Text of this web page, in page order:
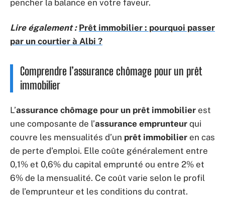
pencher la balance en votre faveur.
Lire également : Prêt immobilier : pourquoi passer
par un courtier à Albi ?
Comprendre l’assurance chômage pour un prêt
immobilier
L’assurance chômage pour un prêt immobilier est
une composante de l’assurance emprunteur qui
couvre les mensualités d’un prêt immobilier en cas
de perte d’emploi. Elle coûte généralement entre
0,1% et 0,6% du capital emprunté ou entre 2% et
6% de la mensualité. Ce coût varie selon le profil
de l’emprunteur et les conditions du contrat.